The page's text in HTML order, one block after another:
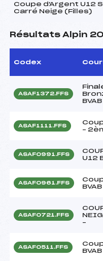
Coupe d'Argent U12
Carré Neige (Filles)
Résultats Alpin
Codex
ASAF1372.FFS
BVAB
ASAF1111.FFS
–
ASAF0991.FFS
U12
ASAF0961.FFS
BVAB
ASAF0721.FFS
–
ASAF0511.FFS